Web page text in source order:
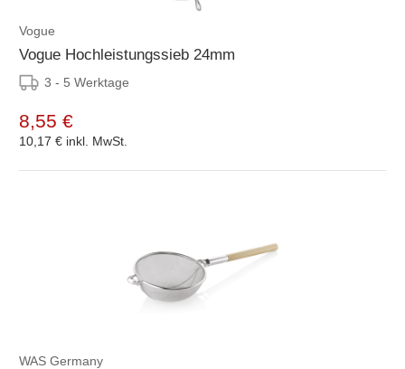
Vogue
Vogue Hochleistungssieb 24mm
3 - 5 Werktage
8,55 €
10,17 € inkl. MwSt.
WAS Germany